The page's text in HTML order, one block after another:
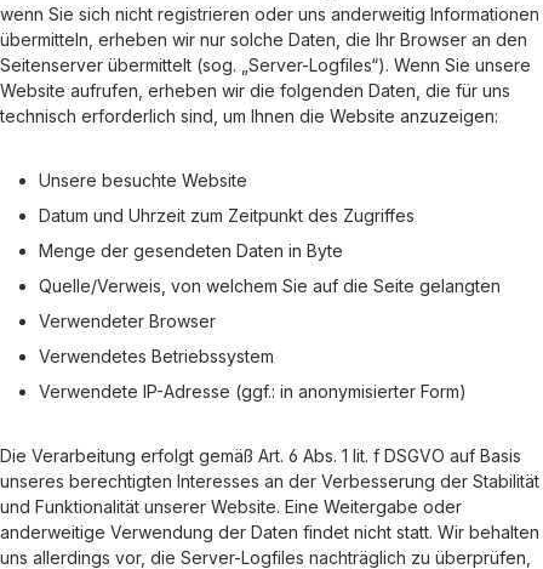
wenn Sie sich nicht registrieren oder uns anderweitig Informationen
übermitteln, erheben wir nur solche Daten, die Ihr Browser an den
Seitenserver übermittelt (sog. „Server-Logfiles“). Wenn Sie unsere
Website aufrufen, erheben wir die folgenden Daten, die für uns
technisch erforderlich sind, um Ihnen die Website anzuzeigen:
Unsere besuchte Website
Datum und Uhrzeit zum Zeitpunkt des Zugriffes
Menge der gesendeten Daten in Byte
Quelle/Verweis, von welchem Sie auf die Seite gelangten
Verwendeter Browser
Verwendetes Betriebssystem
Verwendete IP-Adresse (ggf.: in anonymisierter Form)
Die Verarbeitung erfolgt gemäß Art. 6 Abs. 1 lit. f DSGVO auf Basis
unseres berechtigten Interesses an der Verbesserung der Stabilität
und Funktionalität unserer Website. Eine Weitergabe oder
anderweitige Verwendung der Daten findet nicht statt. Wir behalten
uns allerdings vor, die Server-Logfiles nachträglich zu überprüfen,